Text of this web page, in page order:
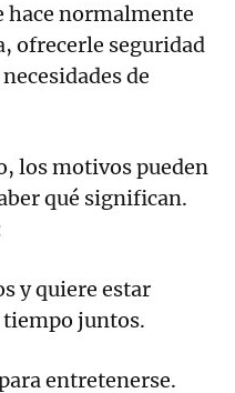
hace normalmente
ofrecerle seguridad
de
los motivos pueden
qué significan.
y quiere estar
juntos.
entretenerse.